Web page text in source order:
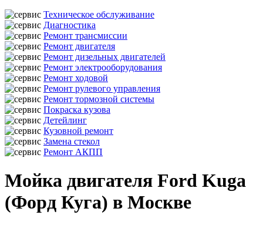
Техническое обслуживание
Диагностика
Ремонт трансмиссии
Ремонт двигателя
Ремонт дизельных двигателей
Ремонт электрооборудования
Ремонт ходовой
Ремонт рулевого управления
Ремонт тормозной системы
Покраска кузова
Детейлинг
Кузовной ремонт
Замена стекол
Ремонт АКПП
Мойка двигателя Ford Kuga
(Форд Куга) в Москве